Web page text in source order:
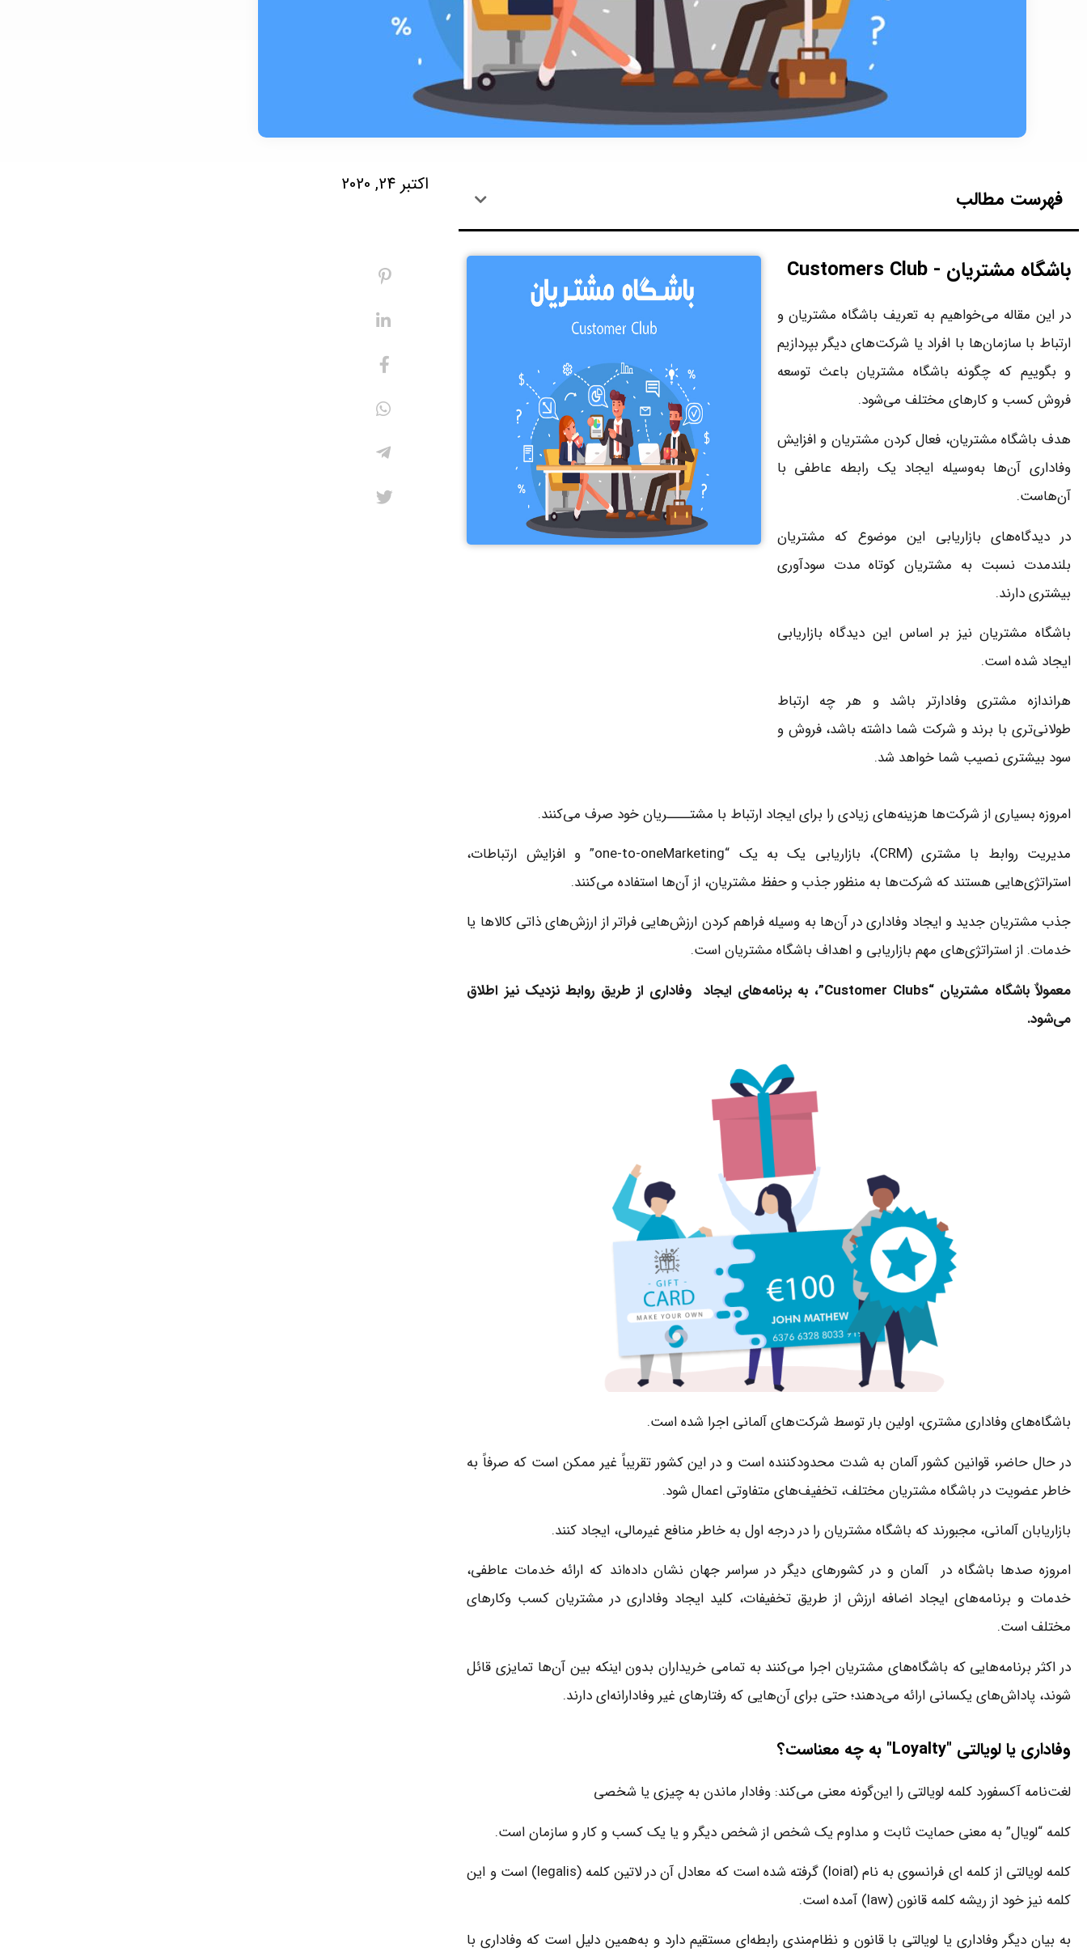
فهرست مطالب
باشگاه مشتریان - Customers Club
در این مقاله می‌خواهیم به تعریف باشگاه مشتریان و
ارتباط با سازمان‌ها با افراد یا شرکت‌های دیگر بپردازیم
و بگوییم که چگونه باشگاه مشتریان باعث توسعه
فروش کسب و کارهای مختلف می‌شود.
هدف باشگاه مشتریان، فعال کردن مشتریان و افزایش
وفاداری آن‌ها به‌وسیله ایجاد یک رابطه عاطفی با
آن‌هاست.
در دیدگاه‌های بازاریابی این موضوع که مشتریان
بلندمدت نسبت به مشتریان کوتاه مدت سودآوری
بیشتری دارند.
باشگاه مشتریان نیز بر اساس این دیدگاه بازاریابی
ایجاد شده است.
هراندازه مشتری وفادارتر باشد و هر چه ارتباط
طولانی‌تری با برند و شرکت شما داشته باشد، فروش و
سود بیشتری نصیب شما خواهد شد.
امروزه بسیاری از شرکت‌ها هزینه‌های زیادی را برای ایجاد ارتباط با مشتــــریان خود صرف می‌کنند.
مدیریت روابط با مشتری (CRM)، بازاریابی یک به یک “one-to-oneMarketing” و افزایش ارتباطات،
استراتژی‌هایی هستند که شرکت‌ها به منظور جذب و حفظ مشتریان، از آن‌ها استفاده می‌کنند.
جذب مشتریان جدید و ایجاد وفاداری در آن‌ها به وسیله فراهم کردن ارزش‌هایی فراتر از ارزش‌های ذاتی کالاها یا
خدمات. از استراتژی‌های مهم بازاریابی و اهداف باشگاه مشتریان است.
معمولاٌ باشگاه‌ مشتریان “Customer Clubs”، به برنامه‌های ایجاد وفاداری از طریق روابط نزدیک نیز اطلاق
می‌شود.
باشگاه‌های وفاداری مشتری، اولین بار توسط شرکت‌های آلمانی اجرا شده است.
در حال حاضر، قوانین کشور آلمان به شدت محدودکننده است و در این کشور تقریباً غیر ممکن است که صرفاً به
خاطر عضویت در باشگاه مشتریان مختلف، تخفیف‌های متفاوتی اعمال شود.
بازاریابان آلمانی، مجبورند که باشگاه‌ مشتریان را در درجه اول به خاطر منافع غیرمالی، ایجاد کنند.
امروزه صدها باشگاه در آلمان و در کشورهای دیگر در سراسر جهان نشان داده‌اند که ارائه خدمات عاطفی،
خدمات و برنامه‌های ایجاد اضافه ارزش از طریق تخفیفات، کلید ایجاد وفاداری در مشتریان کسب وکارهای
مختلف است.
در اکثر برنامه‌هایی که باشگاه‌های مشتریان اجرا می‌کنند به تمامی خریداران بدون اینکه بین آن‌ها تمایزی قائل
شوند، پاداش‌های یکسانی ارائه می‌دهند؛ حتی برای آن‌هایی که رفتارهای غیر وفادارانه‌ای دارند.
وفاداری یا لویالتی "Loyalty" به چه معناست؟
لغت‌نامه آکسفورد کلمه لویالتی را این‌گونه معنی می‌کند: وفادار ماندن به چیزی یا شخصی
کلمه “لویال” به معنی حمایت ثابت و مداوم یک شخص از شخص دیگر و یا یک کسب و کار و سازمان است.
کلمه لویالتی از کلمه ای فرانسوی به نام (loial) گرفته شده است که معادل آن در لاتین کلمه (legalis) است و این
کلمه نیز خود از ریشه کلمه قانون (law) آمده است.
به بیان دیگر وفاداری یا لویالتی با قانون و نظام‌مندی رابطه‌ای مستقیم دارد و به‌همین دلیل است که وفاداری با
اکتبر 24, 2020